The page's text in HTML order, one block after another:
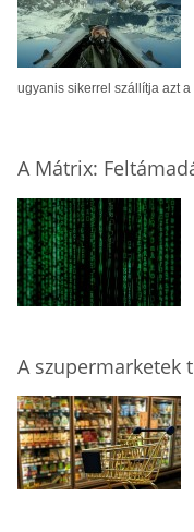
ugyanis sikerrel szállítja azt
A Mátrix:
A szupermarketek